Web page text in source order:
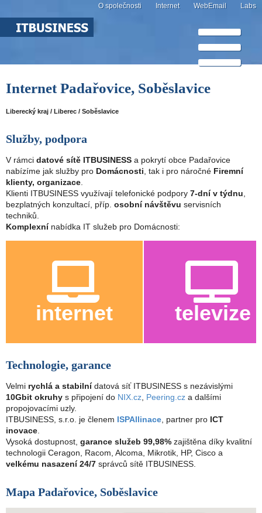
O společnosti Internet WebEmail Labs
Internet Padařovice, Soběslavice
Liberecký kraj / Liberec / Soběslavice
Služby, podpora
V rámci datové sítě ITBUSINESS a pokrytí obce Padařovice
nabízíme jak služby pro Domácnosti , tak i pro náročné Firemní
klienty, organizace
Klienti ITBUSINESS využívají telefonické podpory 7-dní v týdnu
bezplatných konzultací, příp. osobní návštěvu servisních
techniků.
Komplexnínabídka IT služeb pro Domácnosti:
internet televize
Technologie, garance
Velmi rychlá a stabilnídatová síť ITBUSINESS s nezávislými
10Gbit okruhy s připojení do NIX.cz, Peering.cz a dalšími
propojovacími uzly.
ITBUSINESS, s.r.o. je členem ISPAllinace, partner pro ICT
inovace.
Vysoká dostupnost, garance služeb 99,98% zajištěna díky kvalitní
technologii Ceragon, Racom, Alcoma, Mikrotik, HP, Cisco a
velkému nasazení 24/7 správců sítě ITBUSINESS.
Mapa Padařovice, Soběslavice